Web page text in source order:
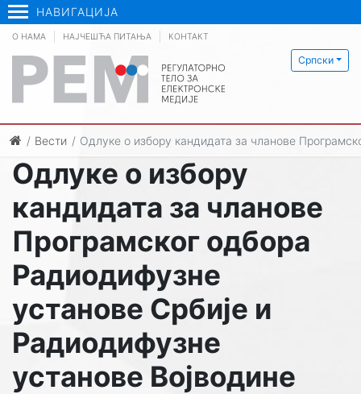
НАВИГАЦИЈА
Српски
О НАМА НАЈЧЕШЋА ПИТАЊА КОНТАКТ
Вести Одлуке о избору кандидата за чланове
Одлуке о избору
кандидата за чланове
Програмског одбора
Радиодифузне
установе Србије и
Радиодифузне
установе Војводине